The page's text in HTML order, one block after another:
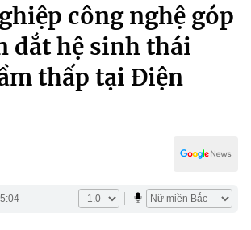
trí
công nghệ góp
dắt hệ sinh thái
thấp tại Điện
5:04